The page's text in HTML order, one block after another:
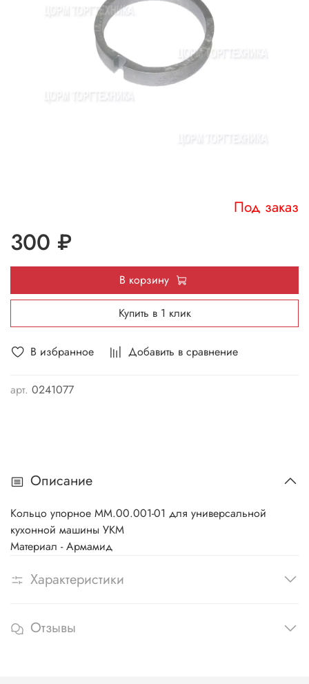
В избранное Добавить в сравнение
арт. 0241077
Под заказ
300 ₽
В корзину
Купить в 1 клик
Описание
Кольцо упорное ММ.00.001-01 для универсальной
кухонной машины УКМ
Материал - Армамид
Характеристики
Отзывы